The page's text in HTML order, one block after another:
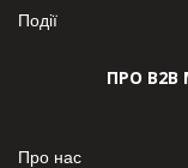
Події
ПРО В2В
Про нас